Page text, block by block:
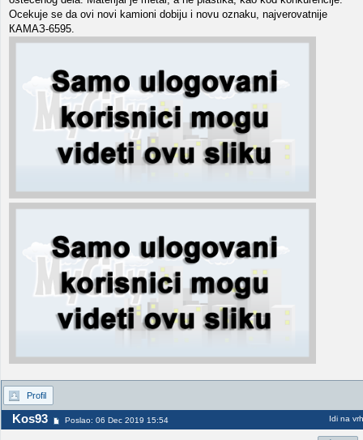
Ocekuje se da ovi novi kamioni dobiju i novu oznaku, najverovatnije
КАМАЗ-6595.
Profil
Kos93 Poslao: 06 Dec 2019 15:54 Idi na vrh